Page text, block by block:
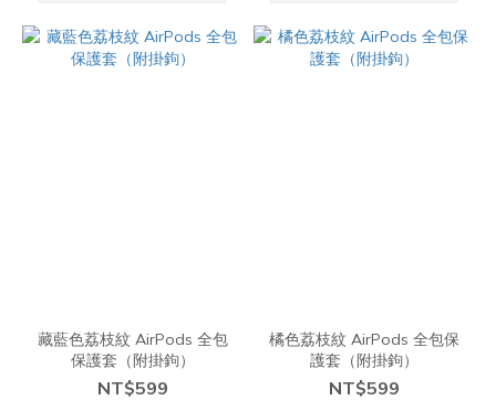
藏藍色荔枝紋 AirPods 全包
保護套（附掛鉤）
NT$599
橘色荔枝紋 AirPods 全包保
護套（附掛鉤）
NT$599